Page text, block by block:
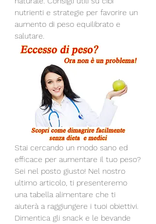
nutrienti e strategie per favorire un
aumento di peso equilibrato e
salutare.
Stai cercando un modo sano ed
efficace per aumentare il tuo peso?
Sei nel posto giusto! Nel nostro
ultimo articolo, ti presenteremo
una tabella alimentare che ti
aiuterà a raggiungere i tuoi obiettivi.
Dimentica gli snack e le bevande